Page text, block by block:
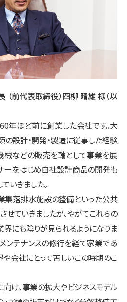
前代表取締役）四柳 晴雄 様（以
年ほど前に創業した会社です。大
設計・開発・製造に従事した経験
械などの販売を軸として事業を展
ーをはじめ自社設計商品の開発も
いきました。
集落排水施設の整備といった公共
ていきましたが、やがてこれらの
にも陰りが見られるようになりま
ンテナンスの修行を経て家業であ
会社にとって苦しいこの時期のこ
け、事業の拡大やビジネスモデル